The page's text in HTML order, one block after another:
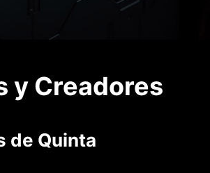
y Creadores
de Quinta